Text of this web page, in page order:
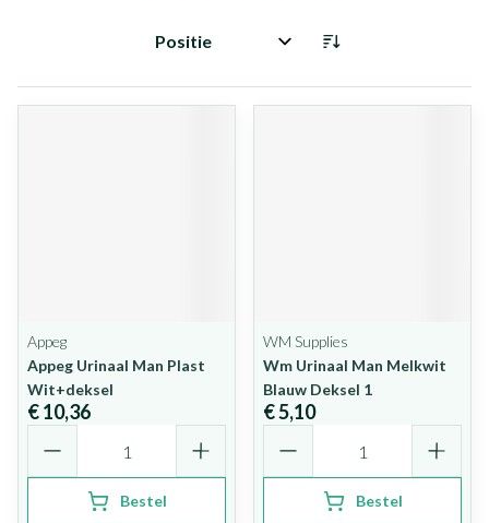
Sorteer op:
Appeg
Appeg Urinaal Man Plast
Wit+deksel
€ 10,36
Bestel
WM Supplies
Wm Urinaal Man Melkwit
Blauw Deksel 1
€ 5,10
Bestel